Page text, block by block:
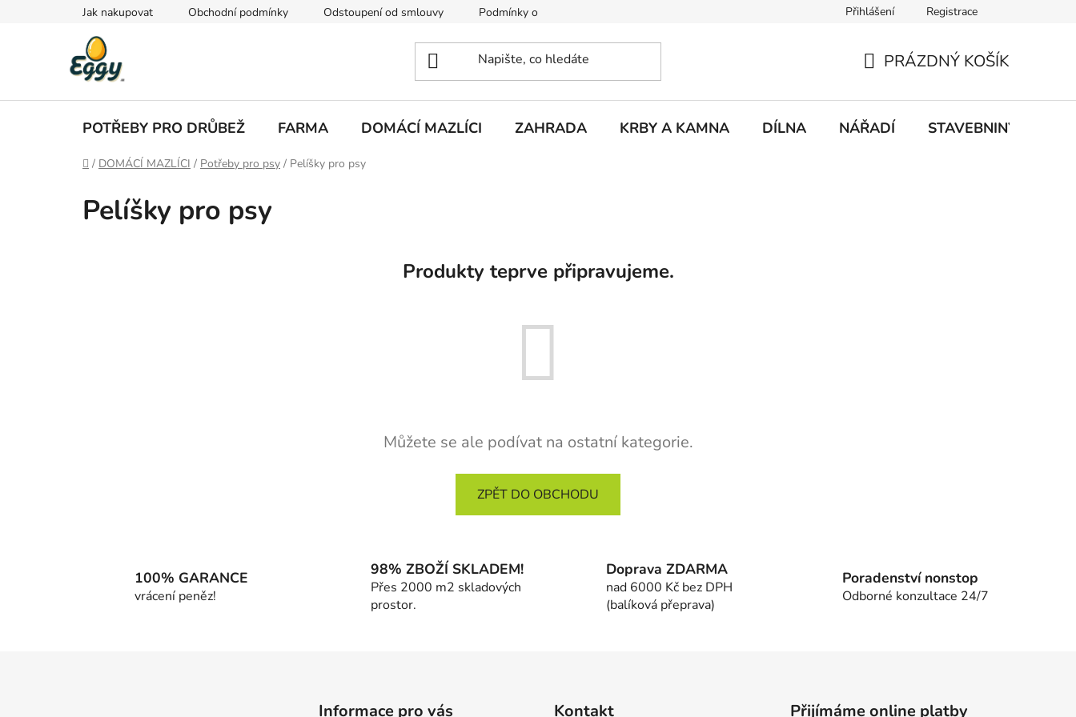
Jak nakupovat Obchodní podmínky Odstoupení od smlouvy Podmínky ochrany osobních údajů Doprava a platbaPřihlášení Registrace
KOŠÍK
PRÁZDNÝ KOŠÍK
POTŘEBY PRO DRŮBEŽ FARMA DOMÁCÍ MAZLÍCI ZAHRADA KRBY A KAMNA DÍLNA NÁŘADÍ STAVEBNINY
Domů
/ DOMÁCÍ MAZLÍCI / Potřeby pro psy / Pelíšky pro psy
Pelíšky pro psy
Produkty teprve připravujeme.
Můžete se ale podívat na ostatní kategorie.
ZPĚT DO OBCHODU
100% GARANCE
vrácení peněz!
98% ZBOŽÍ SKLADEM!
Přes 2000 m2 skladových
prostor.
Doprava ZDARMA
nad 6000 Kč bez DPH
(balíková přeprava)
Poradenství nonstop
Odborné konzultace 24/7
Informace pro vás Kontakt Přijímáme online platby